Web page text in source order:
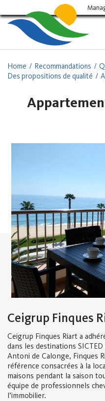
al
contingut
Home Recommandations
Des propositions de qualité
Ceigrup Finques
Ceigrup Finques Riart a
dans les destinations
Antoni de Calonge, Finques
référence consacrées à la
maisons pendant la saison
équipe de professionnels
l’immobilier.